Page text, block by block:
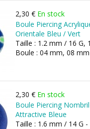
2,30 € En stock
Boule Piercing
Orientale Bleu / Vert
Taille : 1.2 mm / 16 G,
Boule : 04 mm, 08 mm
2,30 € En stock
Boule Piercing
Attractive Bleue
Taille : 1.6 mm / 14 G